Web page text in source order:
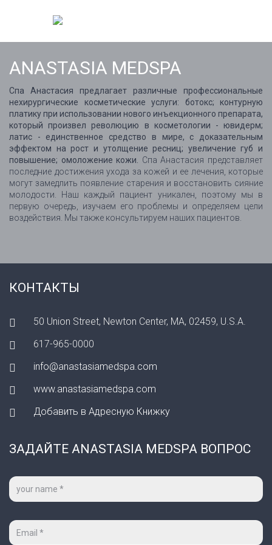
ANASTASIA MEDSPA
Спа Анастасия предлагает различные профессиональные
нехирургические косметические услуги: ботокс; контурную
платику при использовании нового инъекционного препарата,
который произвел революцию в косметологии - ювидерм;
латис - единственное средство в мире, с доказательным
эффектом на рост и утолщение ресниц; увеличение губ и
повышение; омоложение кожи.
Спа Анастасия представляет
последние достижения ухода за кожей и ее лечения, которые
могут замедлить появление старения и восстановить сияние
молодости. Наш каждый пациент уникален, поэтому мы в
первую очередь, изучаем его проблемы и определяем цели
воздействия. Мы также консультируем наших пациентов.
КОНТАКТЫ
50 Union Street, Newton Center, MA, 02459, U.S.A.
617-965-0000
info@anastasiamedspa.com
www.anastasiamedspa.com
Добавить в Адресную Книжку
ЗАДАЙТЕ ANASTASIA MEDSPA ВОПРОС
Ваше
имя
Ваш